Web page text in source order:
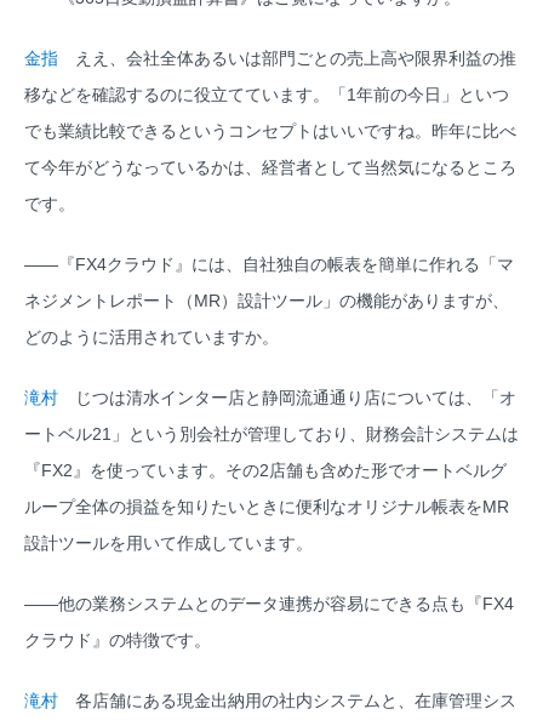
金指 ええ、会社全体あるいは部門ごとの売上高や限界利益の推
移などを確認するのに役立てています。「1年前の今日」といつ
でも業績比較できるというコンセプトはいいですね。昨年に比べ
て今年がどうなっているかは、経営者として当然気になるところ
です。
――『FX4クラウド』には、自社独自の帳表を簡単に作れる「マ
ネジメントレポート（MR）設計ツール」の機能がありますが、
どのように活用されていますか。
滝村 じつは清水インター店と静岡流通通り店については、「オ
ートベル21」という別会社が管理しており、財務会計システムは
『FX2』を使っています。その2店舗も含めた形でオートベルグ
ループ全体の損益を知りたいときに便利なオリジナル帳表をMR
設計ツールを用いて作成しています。
――他の業務システムとのデータ連携が容易にできる点も『FX4
クラウド』の特徴です。
滝村 各店舗にある現金出納用の社内システムと、在庫管理シス